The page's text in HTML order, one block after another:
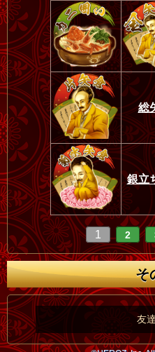
総
銀立
1 2
そ
友